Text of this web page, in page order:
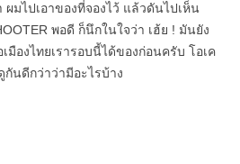
มไปเอาของที่จองไว้ แล้วดันไปเห็น
พอดี ก็นึกในใจว่า เฮ้ย ! มันยัง
มืองไทยเรารอบนี้ได้ของก่อนครับ โอเค
นดีกว่าว่ามีอะไรบ้าง